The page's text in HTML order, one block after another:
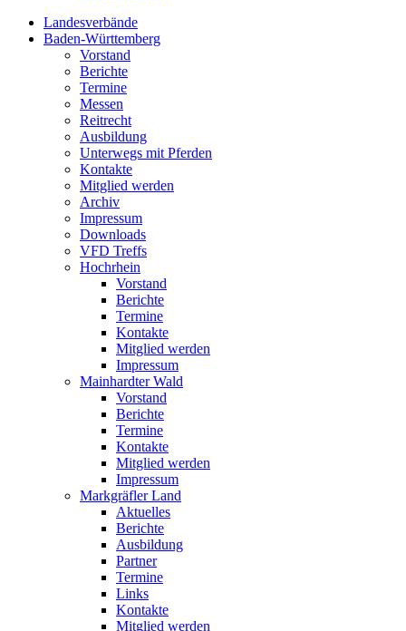
Landesverbände
Baden-Württemberg
Vorstand
Berichte
Termine
Messen
Reitrecht
Ausbildung
Unterwegs mit Pferden
Kontakte
Mitglied werden
Archiv
Impressum
Downloads
VFD Treffs
Hochrhein
Vorstand
Berichte
Termine
Kontakte
Mitglied werden
Impressum
Mainhardter Wald
Vorstand
Berichte
Termine
Kontakte
Mitglied werden
Impressum
Markgräfler Land
Aktuelles
Berichte
Ausbildung
Partner
Termine
Links
Kontakte
Mitglied werden